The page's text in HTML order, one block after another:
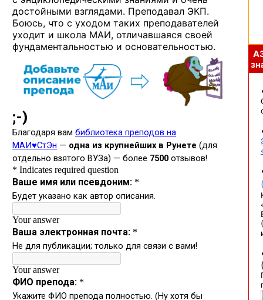
достойными взглядами. Преподавал ЭКП.
Боюсь, что с уходом таких преподавателей
уходит и школа МАИ, отличавшаяся своей
фундаментальностью и основательностью.
(